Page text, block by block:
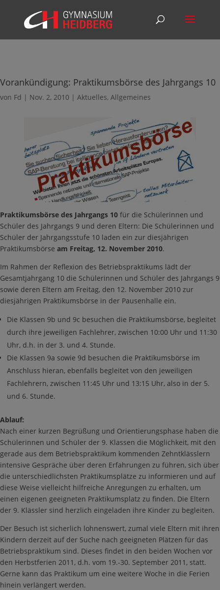
Vorankündigung: Praktikumsbörse des Jahrgangs 10
von Fd | Nov. 2, 2010 | Aktuelles, Allgemeines
Praktikumsbörse des Jahrgangs 10 für die Schülerinnen und
Schüler des Jahrgangs 9 und deren Eltern: Die Schülerinnen und
Schüler der Jahrgangsstufe 10 laden ein zur diesjährigen
Praktikumsbörse am Freitag, 12. November 2010.
Im Rahmen der Reflexion des Betriebspraktikums lädt der
Gesamtjahrgang 10 die Schülerinnen und Schüler des Jahrgangs 9
sowie deren Eltern am Freitag, den 12. November 2010 zur
diesjährigen Praktikumsbörse in der Pausenhalle ein.
Die Klassen 9b und 9c besuchen die Praktikumsbörse, begleitet
durch ihre jeweiligen Fachlehrer, zwischen 10:00 Uhr und 11:30
Uhr, d.h. in der 3. und 4. Stunde.
Die Klassen 9a sowie 9d besuchen die Praktikumsbörse im
Anschluss hieran, ebenfalls begleitet von den jeweiligen
Fachlehrern, zwischen 11:45 Uhr und 13:15 Uhr, also in der 5.
und 6. Stunde.
Ablauf:
Nach einer kurzen Begrüßung und Orientierungsphase haben die
Schülerinnen und Schüler der 9. Klassen die Möglichkeit, mit den
gerade aus dem Betriebspraktikum kommenden Zehntklässlern
intensive Gespräche über deren Erfahrungen zu führen, sich über
die unterschiedlichsten Praktikumsplätze zu informieren und auf
diese Weise vielleicht hilfreiche Anregungen zu erhalten, um
einen eigenen geeigneten Praktikumsplatz zu finden. Die Eltern
der 9. Klässler sind herzlich eingeladen ihre Kinder zu begleiten.
Der Besuch ist sicherlich lohnenswert, zumal viele Eltern mit ihren
Kindern derzeit auf der Suche nach geeigneten Plätzen für das
Betriebspraktikum sind. Dieses findet in den beiden Wochen vor
den Herbstferien 2011, d.h. vom 19.-30. September 2011, statt.
Gerne kann das Praktikum um eine weitere Woche in die Ferien
hinein verlängert werden.